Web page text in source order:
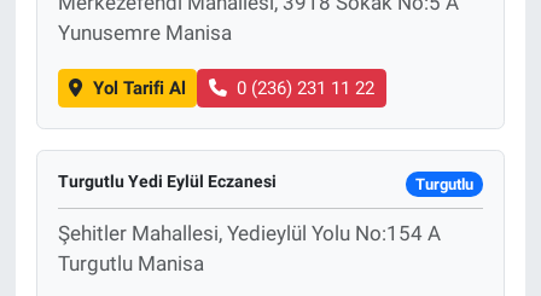
Yunusemre Manisa
Yol Tarifi Al 0 (236) 231 11 22
Turgutlu Yedi Eylül Eczanesi Turgutlu
Şehitler Mahallesi, Yedieylül Yolu No:154 A
Turgutlu Manisa